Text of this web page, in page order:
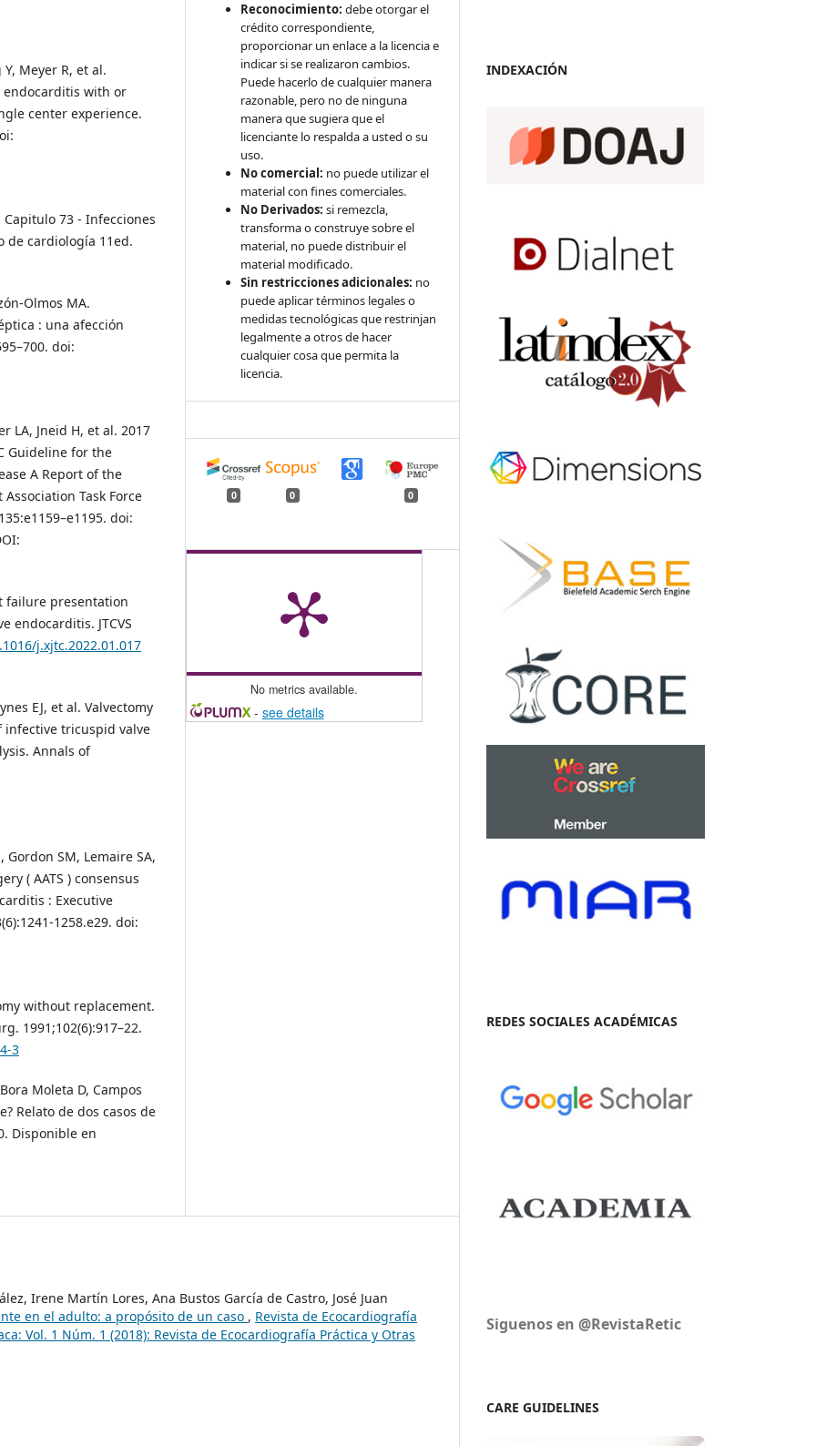
Meyer R, et al.
with or
center experience.
Capitulo 73 - Infecciones
de cardiología 11ed.
Olmos MA.
: una afección
doi:
LA, Jneid H, et al. 2017
Guideline for the
A Report of the
Task Force
doi:
failure presentation
endocarditis. JTCVS
j.xjtc.2022.01.017
EJ, et al. Valvectomy
tricuspid valve
Annals of
Gordon SM, Lemaire SA,
( AATS ) consensus
: Executive
1258.e29. doi:
without replacement.
1991;102(6):917–22.
3
Moleta D, Campos
Relato de dos casos de
Disponible en
Reconocimiento: debe otorgar el
crédito correspondiente,
proporcionar un enlace a la licencia e
indicar si se realizaron cambios.
Puede hacerlo de cualquier manera
razonable, pero no de ninguna
manera que sugiera que el
licenciante lo respalda a usted o su
uso.
No comercial: no puede utilizar el
material con fines comerciales.
No Derivados: si remezcla,
transforma o construye sobre el
material, no puede distribuir el
material modificado.
Sin restricciones adicionales: no
puede aplicar términos legales o
medidas tecnológicas que restrinjan
legalmente a otros de hacer
cualquier cosa que permita la
licencia.
0 0 0
No metrics available.
- see details
Irene Martín Lores, Ana Bustos García de Castro, José Juan
en el adulto: a propósito de un caso , Revista de Ecocardiografía
Vol. 1 Núm. 1 (2018): Revista de Ecocardiografía Práctica y Otras
INDEXACIÓN
REDES SOCIALES ACADÉMICAS
Siguenos en @RevistaRetic
CARE GUIDELINES